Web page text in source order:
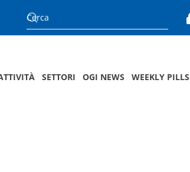
SETTORI OGI NEWS WEEKLY PILLS